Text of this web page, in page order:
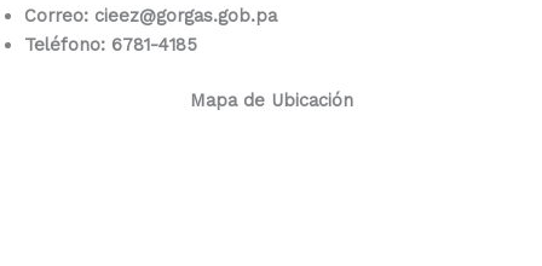
Correo: cieez@gorgas.gob.pa
Teléfono: 6781-4185
Mapa de Ubicación